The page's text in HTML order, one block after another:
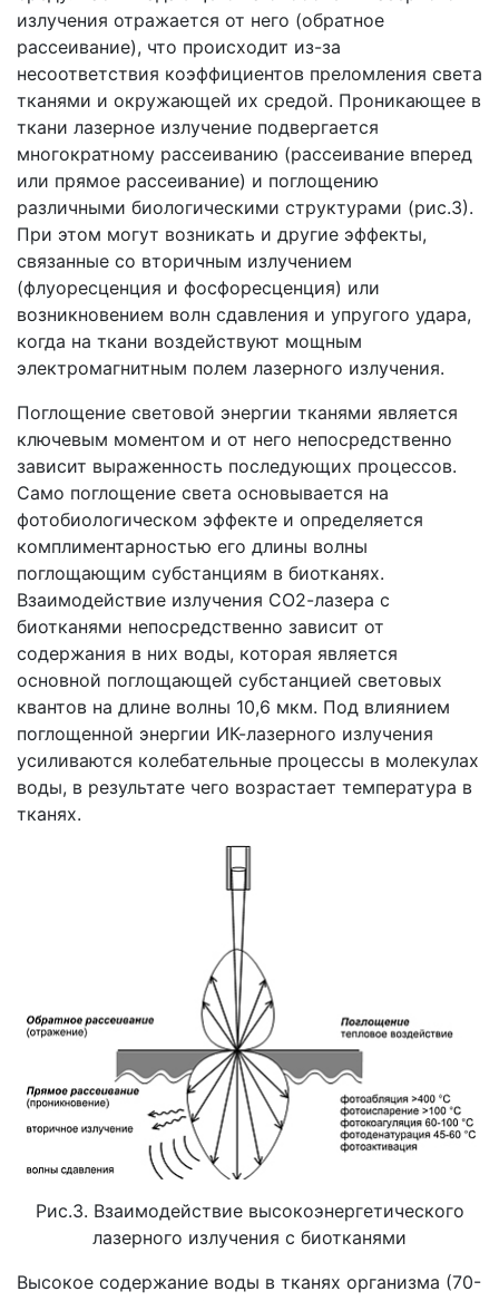
излучения отражается от него (обратное
рассеивание), что происходит из-за
несоответствия коэффициентов преломления света
тканями и окружающей их средой. Проникающее в
ткани лазерное излучение подвергается
многократному рассеиванию (рассеивание вперед
или прямое рассеивание) и поглощению
различными биологическими структурами (рис.3).
При этом могут возникать и другие эффекты,
связанные со вторичным излучением
(флуоресценция и фосфоресценция) или
возникновением волн сдавления и упругого удара,
когда на ткани воздействуют мощным
электромагнитным полем лазерного излучения.
Поглощение световой энергии тканями является
ключевым моментом и от него непосредственно
зависит выраженность последующих процессов.
Само поглощение света основывается на
фотобиологическом эффекте и определяется
комплиментарностью его длины волны
поглощающим субстанциям в биотканях.
Взаимодействие излучения СО2-лазера с
биотканями непосредственно зависит от
содержания в них воды, которая является
основной поглощающей субстанцией световых
квантов на длине волны 10,6 мкм. Под влиянием
поглощенной энергии ИК-лазерного излучения
усиливаются колебательные процессы в молекулах
воды, в результате чего возрастает температура в
тканях.
Рис.3. Взаимодействие высокоэнергетического
лазерного излучения с биотканями
Высокое содержание воды в тканях организма (70-